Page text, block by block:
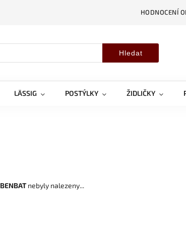
HODNOCENÍ
Hledat
LÄSSIG POSTÝLKY ŽIDLIČKY
BENBATnebyly nalezeny...